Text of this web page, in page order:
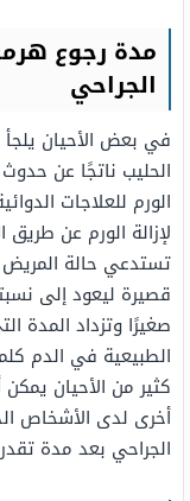
مدة رجوع
الجراحي
في بعض الأحيان يلجأ
الحليب ناتجًا عن
الورم للعلاجات
لإزالة الورم عن
تستدعي حالة
قصيرة ليعود إلى
صغيرًا وتزداد المدة
الطبيعية في الدم
كثير من الأحيان
أخرى لدى الأشخاص
الجراحي بعد مدة تقدر ب٥ سنوات لأسباب غير